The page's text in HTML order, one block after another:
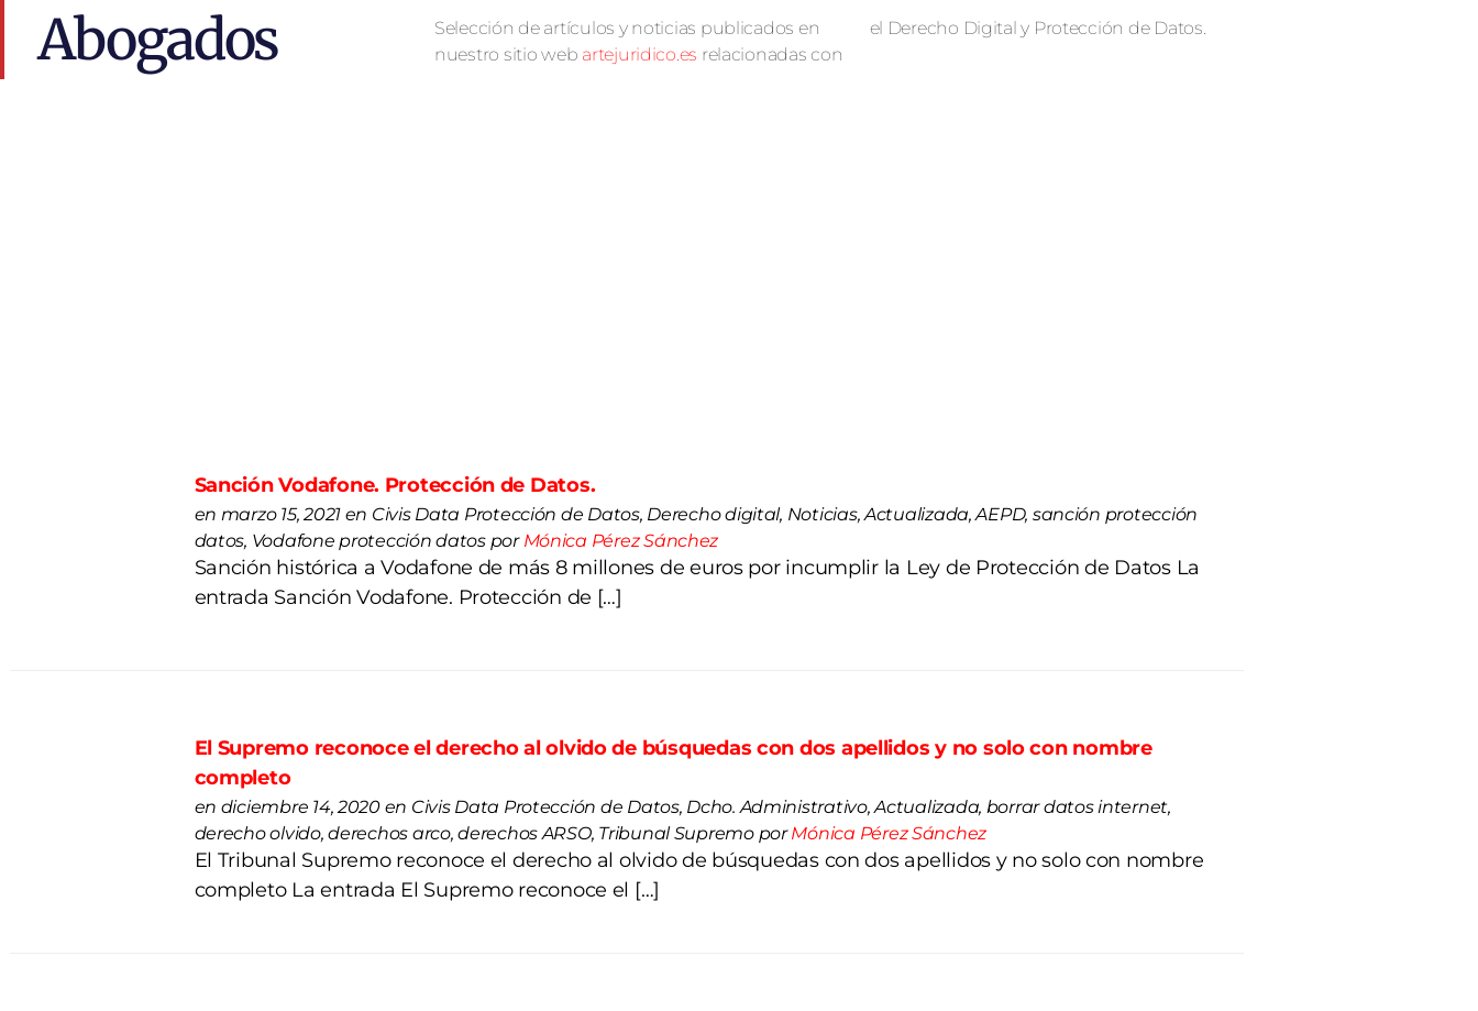
Abogados
Selección de artículos y noticias publicados en
nuestro sitio web artejuridico.es relacionadas con
el Derecho Digital y Protección de Datos.
Sanción Vodafone. Protección de Datos.
en marzo 15, 2021 en Civis Data Protección de Datos, Derecho digital, Noticias, Actualizada, AEPD, sanción protección
datos, Vodafone protección datos por Mónica Pérez Sánchez
Sanción histórica a Vodafone de más 8 millones de euros por incumplir la Ley de Protección de Datos La
entrada Sanción Vodafone. Protección de […]
El Supremo reconoce el derecho al olvido de búsquedas con dos apellidos y no solo con nombre
completo
en diciembre 14, 2020 en Civis Data Protección de Datos, Dcho. Administrativo, Actualizada, borrar datos internet,
derecho olvido, derechos arco, derechos ARSO, Tribunal Supremo porMónica Pérez Sánchez
El Tribunal Supremo reconoce el derecho al olvido de búsquedas con dos apellidos y no solo con nombre
completo La entrada El Supremo reconoce el […]